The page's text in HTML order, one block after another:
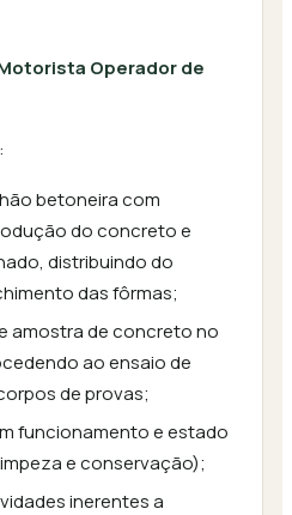
Operador de
:
betoneira com
do concreto e
distribuindo do
das fôrmas;
amostra de concreto no
ao ensaio de
de provas;
funcionamento e estado
e conservação);
inerentes a